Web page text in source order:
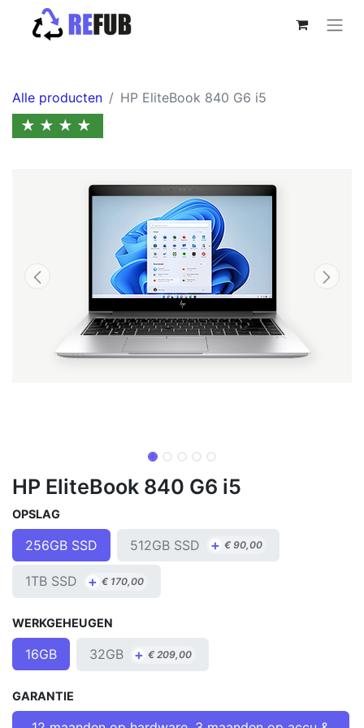
Alle producten HP EliteBook 840 G6 i5
★★★★
HP EliteBook 840 G6 i5
OPSLAG
256GB SSD 512GB SSD + €90,00
1TB SSD + € 170,00
WERKGEHEUGEN
16GB 32GB + €209,00
GARANTIE